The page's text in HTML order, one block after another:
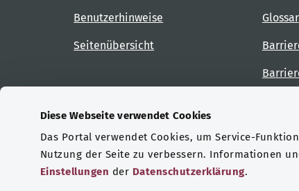
Diese Webseite verwendet Cookies
Das Portal verwendet Cookies, um Service-
Nutzung der Seite zu verbessern. Informationen
Einstellungen der Datenschutzerklärung.
Benutzerhinweise
Seitenübersicht
Glossar
Zertifizierungen